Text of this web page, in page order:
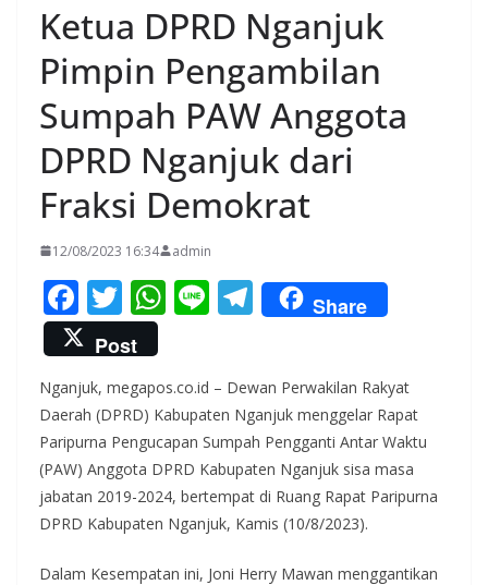
Ketua DPRD Nganjuk
Pimpin Pengambilan
Sumpah PAW Anggota
DPRD Nganjuk dari
Fraksi Demokrat
12/08/2023 16:34 admin
F
ac
e
b
o
o
k
T
w
itt
er
W
s
A
p
p
Li T
el
gr
a
m
Share
Post
Nganjuk, megapos.co.id – Dewan Perwakilan Rakyat
Daerah (DPRD) Kabupaten Nganjuk menggelar Rapat
Paripurna Pengucapan Sumpah Pengganti Antar Waktu
(PAW) Anggota DPRD Kabupaten Nganjuk sisa masa
jabatan 2019-2024, bertempat di Ruang Rapat Paripurna
DPRD Kabupaten Nganjuk, Kamis (10/8/2023).
Dalam Kesempatan ini, Joni Herry Mawan menggantikan